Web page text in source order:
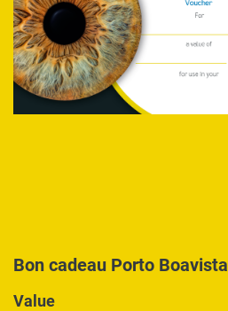
Bon cadeau Porto Boavista
Value